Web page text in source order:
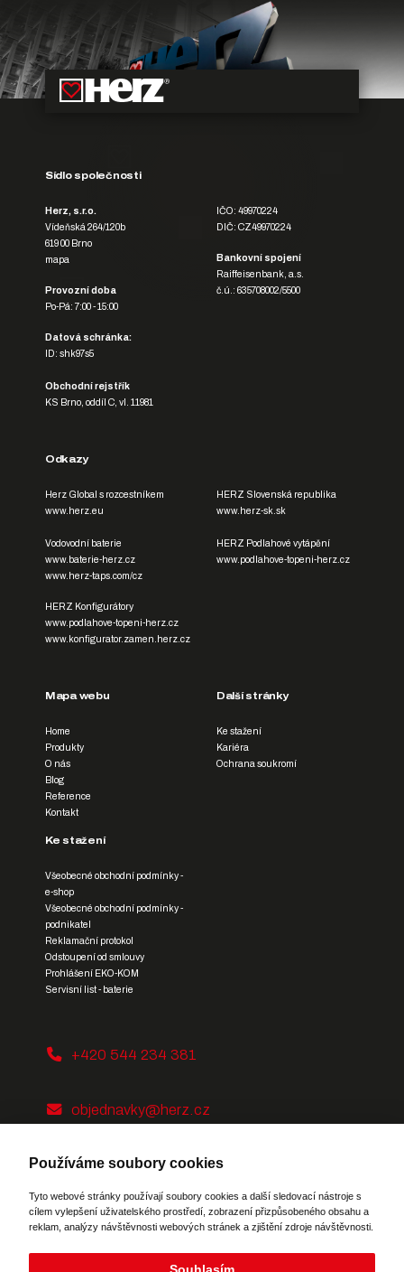
Používáme soubory cookies
Tyto webové stránky používají soubory cookies a další sledovací nástroje s
cílem vylepšení uživatelského prostředí, zobrazení přizpůsobeného obsahu a
reklam, analýzy návštěvnosti webových stránek a zjištění zdroje návštěvnosti.
Sídlo společnosti
Herz, s.r.o.
Vídeňská 264/120b
619 00 Brno
mapa
Provozní doba
Po-Pá: 7:00 - 15:00
IČO: 49970224
DIČ: CZ49970224
Bankovní spojení
Raiffeisenbank, a.s.
č.ú.: 635708002/5500
Datová schránka:
ID: shk97s5
Obchodní rejstřík
KS Brno, oddíl C, vl. 11981
Odkazy
Herz Global s rozcestníkem
www.herz.eu
Vodovodní baterie
www.baterie-herz.cz
www.herz-taps.com/cz
HERZ Slovenská republika
www.herz-sk.sk
HERZ Podlahové vytápění
www.podlahove-topeni-herz.cz
HERZ Konfigurátory
www.podlahove-topeni-herz.cz
www.konfigurator.zamen.herz.cz
Mapa webu
Home
Produkty
O nás
Blog
Reference
Kontakt
Další stránky
Ke stažení
Kariéra
Ochrana soukromí
Ke stažení
Všeobecné obchodní podmínky -
e-shop
Všeobecné obchodní podmínky -
podnikatel
Reklamační protokol
Odstoupení od smlouvy
Prohlášení EKO-KOM
Servisní list - baterie
+420 544 234 381
objednavky@herz.cz